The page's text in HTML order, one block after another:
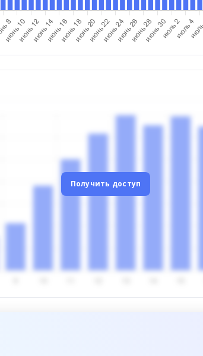
Получить доступ